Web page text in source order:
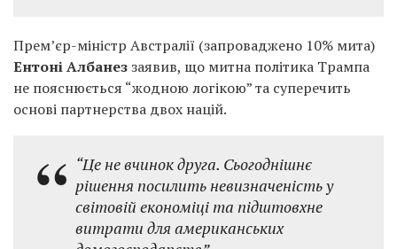
Прем’єр-міністр Австралії (запроваджено 10% мита)
Ентоні Албанеззаявив, що митна політика Трампа
не пояснюється “жодною логікою” та суперечить
основі партнерства двох націй.
“Це не вчинок друга. Сьогоднішнє
рішення посилить невизначеність у
світовій економіці та підштовхне
витрати для американських